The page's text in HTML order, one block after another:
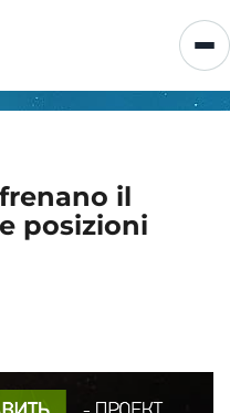
il
posizioni